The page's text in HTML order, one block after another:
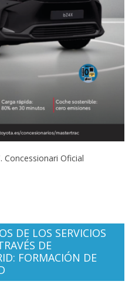
Concessionari Oficial
DE LOS SERVICIOS
DE
FORMACIÓN DE